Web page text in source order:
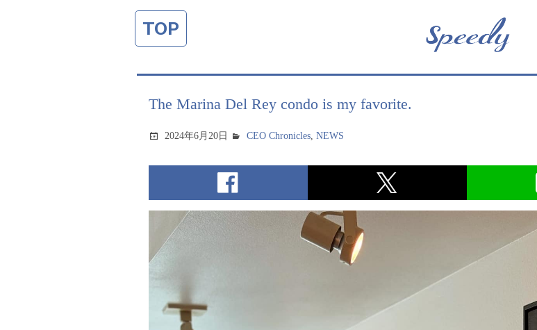
TOP
The Marina Del Rey condo is my favorite.
2024年6月20日 CEO Chronicles,NEWS